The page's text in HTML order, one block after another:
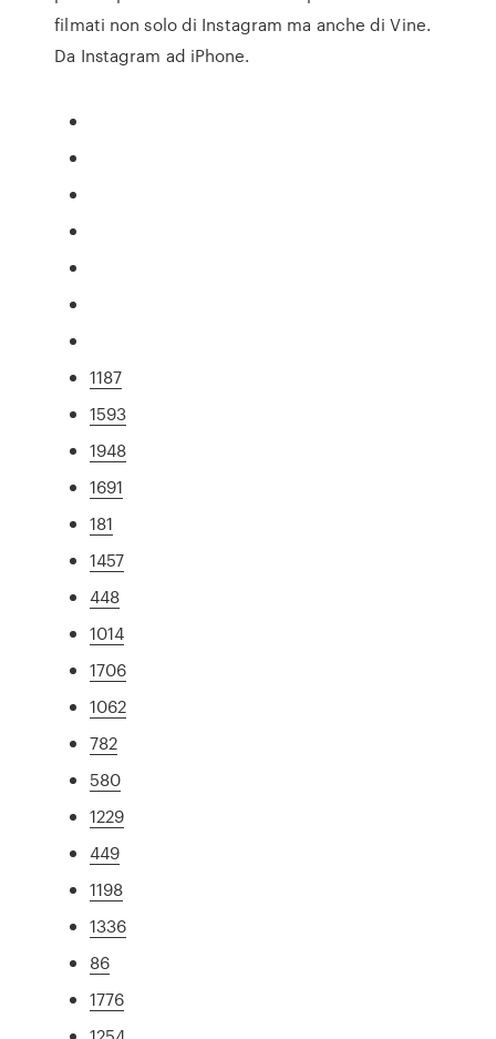
filmati non solo di Instagram ma anche di Vine.
Da Instagram ad iPhone.
1187
1593
1948
1691
181
1457
448
1014
1706
1062
782
580
1229
449
1198
1336
86
1776